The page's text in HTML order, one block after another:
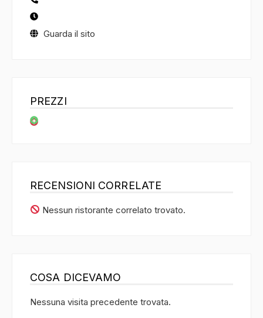
Guarda il sito
PREZZI
RECENSIONI CORRELATE
Nessun ristorante correlato trovato.
COSA DICEVAMO
Nessuna visita precedente trovata.